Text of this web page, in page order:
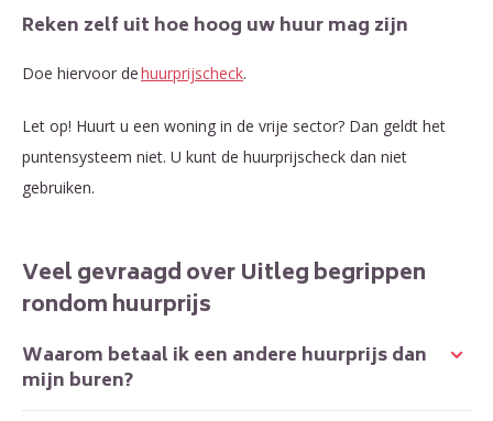
Reken zelf uit hoe hoog uw huur mag zijn
Doe hiervoor dehuurprijscheck.
Let op! Huurt u een woning in de vrije sector? Dan geldt het
puntensysteem niet. U kunt de huurprijscheck dan niet
gebruiken.
Veel gevraagd over Uitleg begrippen
rondom huurprijs
Waarom betaal ik een andere huurprijs dan
mijn buren?